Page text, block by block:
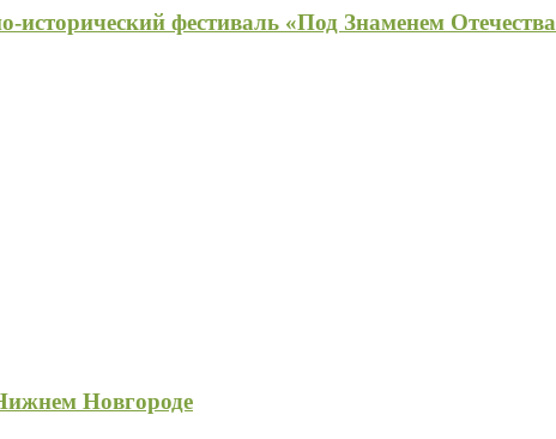
фестиваль «Под Знаменем
Новгороде